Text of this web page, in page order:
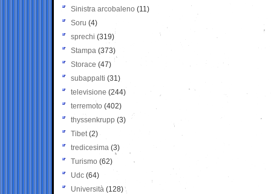
Sinistra arcobaleno (11)
Soru (4)
sprechi (319)
Stampa (373)
Storace (47)
subappalti (31)
televisione(244)
terremoto (402)
thyssenkrupp (3)
Tibet(2)
tredicesima (3)
Turismo (62)
Udc (64)
Università (128)